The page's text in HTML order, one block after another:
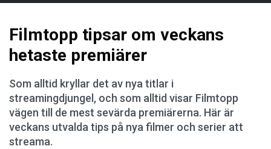
Filmtopp tipsar om veckans
hetaste premiärer
Som alltid kryllar det av nya titlar i
streamingdjungel, och som alltid visar Filmtopp
vägen till de mest sevärda premiärerna. Här är
veckans utvalda tips på nya filmer och serier att
streama.